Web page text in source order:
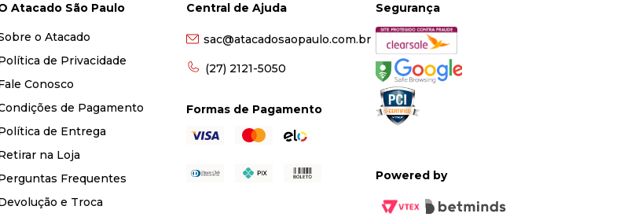
Atacado São Paulo
o Atacado
de Privacidade
Conosco
de Pagamento
de Entrega
na Loja
Frequentes
e Troca
Central de Ajuda
sac@atacadosaopaulo.com.br
(27) 2121-5050
Formas de Pagamento
Segurança
Powered by